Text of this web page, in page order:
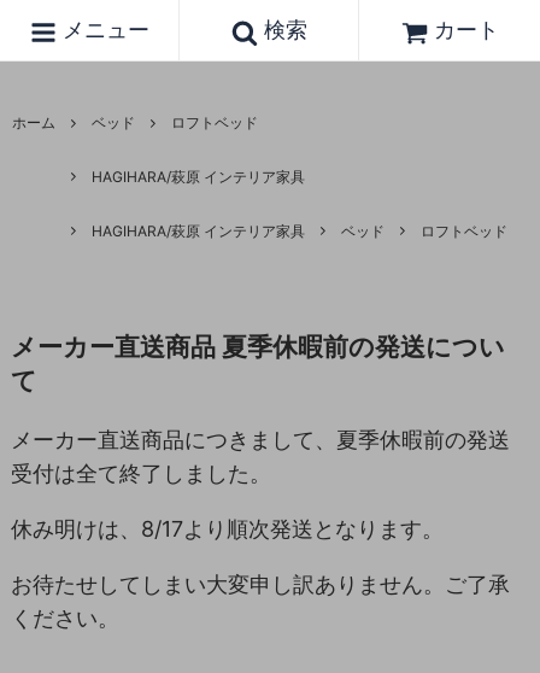
メニュー 検索 カート
ホーム ベッド ロフトベッド
HAGIHARA/萩原 インテリア家具
HAGIHARA/萩原 インテリア家具 ベッド ロフトベッド
メーカー直送商品 夏季休暇前の発送につい
て
メーカー直送商品につきまして、夏季休暇前の発送
受付は全て終了しました。
休み明けは、8/17より順次発送となります。
お待たせしてしまい大変申し訳ありません。ご了承
ください。